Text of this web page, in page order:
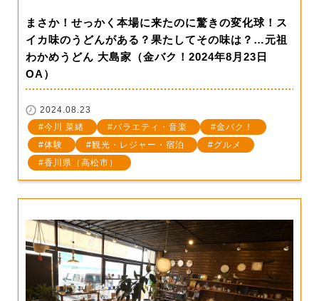
まさか！せっかく本場に来たのに驚きの変化球！ス
イカ味のうどんがある？果たしてその味は？…元祖
わかめうどん 大島家（金バク！2024年8月23日
OA）
2024.08.23
今川 菜緒
バラエティ・音楽
金バク！
体験
観光・レジャー・宿泊
グルメ
香川県（高松市）